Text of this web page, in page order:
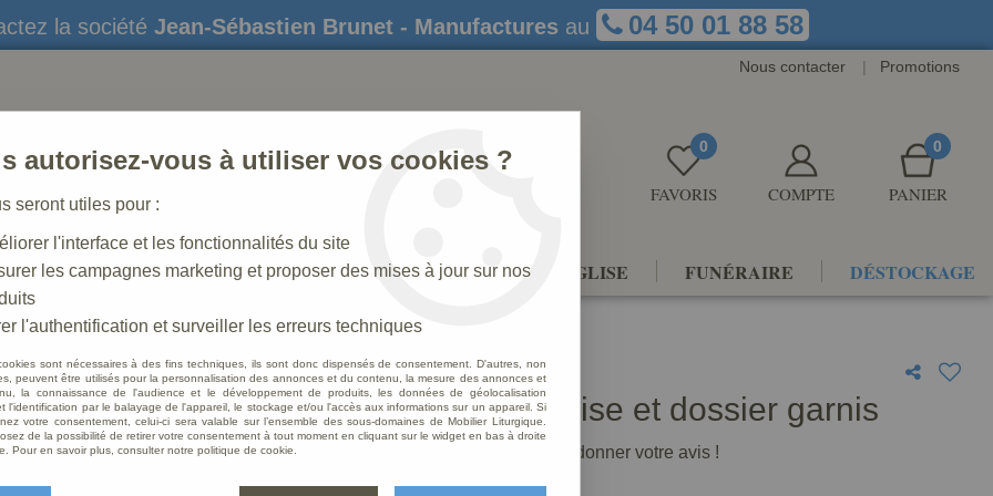
la société Jean-Sébastien Brunet - Manufactures au 04 50 01 88 58
Nous contacter | Promotions
0
FAVORIS COMPTE
0
PANIER
STATUES CRÈCHES DE NOËL AMÉNAGEMENTS D'ÉGLISE FUNÉRAIRE DÉSTOCKAGE
>Fauteuil assise et dossier garnis
Fauteuil assise et dossier garnis
Soyez le premier à donner votre avis !
autorisez-vous à utiliser vos cookies ?
seront utiles pour :
l'interface et les fonctionnalités du site
les campagnes marketing et proposer des mises à jour sur nos
l'authentification et surveiller les erreurs techniques
sont nécessaires à des fins techniques, ils sont donc dispensés de consentement. D'autres, non
peuvent être utilisés pour la personnalisation des annonces et du contenu, la mesure des annonces et
la connaissance de l'audience et le développement de produits, les données de géolocalisation
l'identification par le balayage de l'appareil, le stockage et/ou l'accès aux informations sur un appareil. Si
votre consentement, celui-ci sera valable sur l’ensemble des sous-domaines de Mobilier Liturgique.
de la possibilité de retirer votre consentement à tout moment en cliquant sur le widget en bas à droite
Pour en savoir plus, consulter notre politique de cookie.